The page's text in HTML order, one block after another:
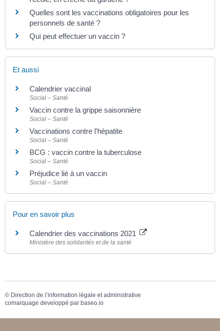
Quelles sont les vaccinations obligatoires pour les
personnels de santé ?
Qui peut effectuer un vaccin ?
Et aussi
Calendrier vaccinal
Social – Santé
Vaccin contre la grippe saisonnière
Social – Santé
Vaccinations contre l'hépatite
Social – Santé
BCG : vaccin contre la tuberculose
Social – Santé
Préjudice lié à un vaccin
Social – Santé
Pour en savoir plus
Calendrier des vaccinations 2021
Ministère des solidarités et de la santé
© Direction de l’information légale et administrative
comarquage developpé par baseo.io